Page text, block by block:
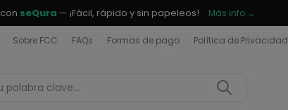
con seQura — ¡Fácil, rápido y sin papeleos! Más info →
Sobre FCC FAQs Formas de pago Política de Privacidad